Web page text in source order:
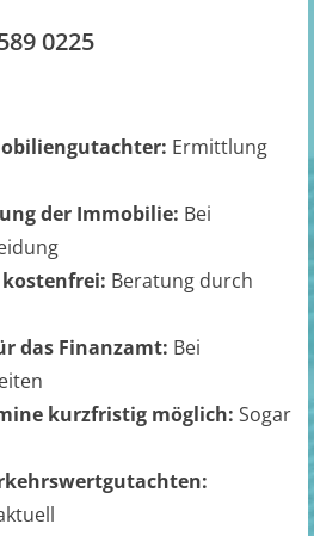
0225
Ermittlung
der Immobilie: Bei
Beratung durch
das Finanzamt: Bei
kurzfristig möglich: Sogar